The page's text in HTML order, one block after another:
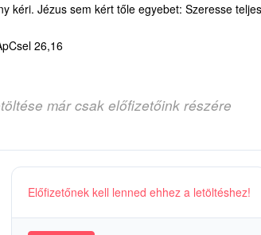
kéri. Jézus sem kért tőle egyebet: Szeresse teljes
26,16
már csak előfizetőink részére
Előfizetőnek kell lenned ehhez a letöltéshez!